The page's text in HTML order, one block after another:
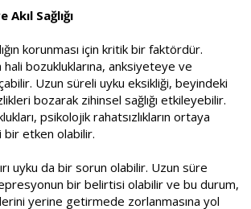
Sağlığı
korunması için kritik bir faktördür.
bozukluklarına, anksiyeteye ve
Uzun süreli uyku eksikliği, beyindeki
bozarak zihinsel sağlığı etkileyebilir.
psikolojik rahatsızlıkların ortaya
bir etken olabilir.
uyku da bir sorun olabilir. Uzun süre
bir belirtisi olabilir ve bu durum,
yerine getirmede zorlanmasına yol